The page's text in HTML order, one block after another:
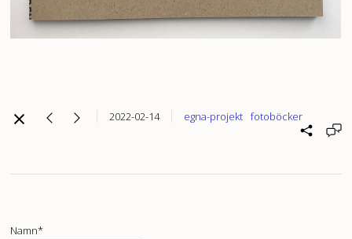
2022-02-14 egna-projekt fotoböcker
Namn*